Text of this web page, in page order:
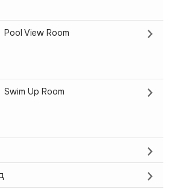
Pool View Room
Swim Up Room